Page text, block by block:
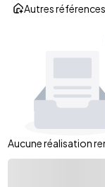
Autres références
Aucune réalisation